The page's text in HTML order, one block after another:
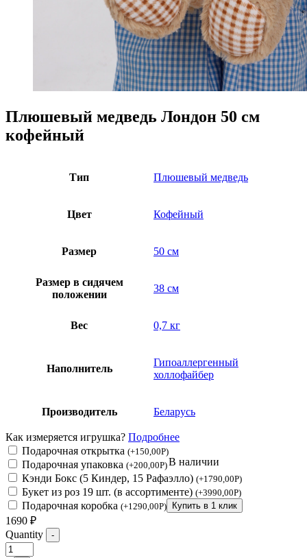
Плюшевый медведь Лондон 50 см
кофейный
Тип Плюшевый медведь
Цвет Кофейный
Размер 50 см
Размер в сидячем
положении
38 см
Вес 0,7 кг
Наполнитель
Гипоаллергенный
холлофайбер
Производитель Беларусь
Как измеряется игрушка? Подробнее
Подарочная открытка (+150,00Р)
Подарочная упаковка (+200,00Р)
Кэнди Бокс (5 Киндер, 15 Рафаэлло) (+1790,00Р)
Букет из роз 19 шт. (в ассортименте) (+3990,00Р)
Подарочная коробка (+1290,00Р)
В наличии
Купить в 1 клик
1690 ₽
Quantity
-